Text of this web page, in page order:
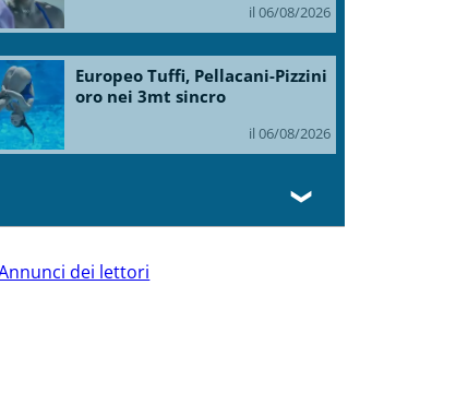
il 06/08/2026
Europeo Tuffi, Pellacani-Pizzini
oro nei 3mt sincro
il 06/08/2026
❯